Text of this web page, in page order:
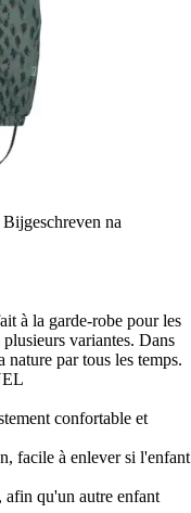
Bijgeschreven na
à la garde-robe pour les
variantes. Dans
par tous les temps.
confortable et
facile à enlever si l'enfant
afin qu'un autre enfant